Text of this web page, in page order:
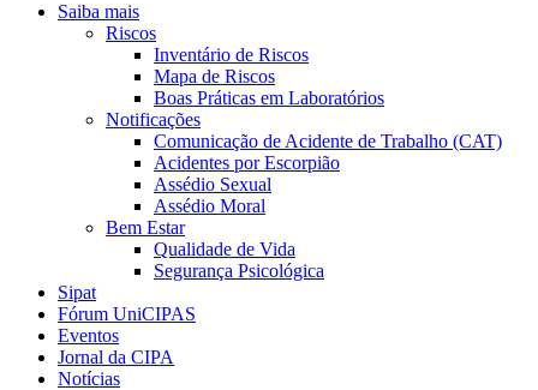
Saiba mais
Riscos
Inventário de Riscos
Mapa de Riscos
Boas Práticas em Laboratórios
Notificações
Comunicação de Acidente de Trabalho (CAT)
Acidentes por Escorpião
Assédio Sexual
Assédio Moral
Bem Estar
Qualidade de Vida
Segurança Psicológica
Sipat
Fórum UniCIPAS
Eventos
Jornal da CIPA
Notícias